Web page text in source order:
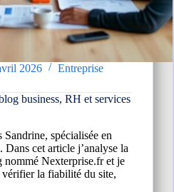
2026 Entreprise
business, RH et services
spécialisée en
cet article j’analyse la
nommé Nexterprise.fr et je
vérifier la fiabilité du site,